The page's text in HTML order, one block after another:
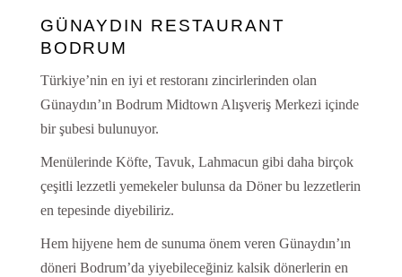
GÜNAYDIN RESTAURANT
BODRUM
Türkiye’nin en iyi et restoranı zincirlerinden olan
Günaydın’ın Bodrum Midtown Alışveriş Merkezi içinde
bir şubesi bulunuyor.
Menülerinde Köfte, Tavuk, Lahmacun gibi daha birçok
çeşitli lezzetli yemekeler bulunsa da Döner bu lezzetlerin
en tepesinde diyebiliriz.
Hem hijyene hem de sunuma önem veren Günaydın’ın
döneri Bodrum’da yiyebileceğiniz kalsik dönerlerin en